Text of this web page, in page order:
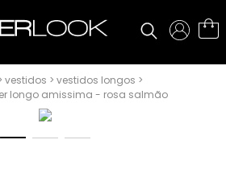
vestidos
vestidos longos
longo amissima - rosa salmão